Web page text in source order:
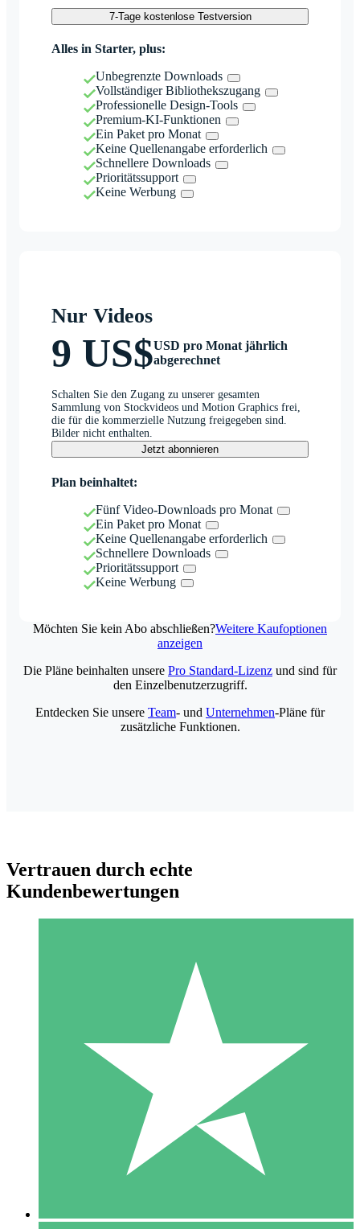
7-Tage kostenlose Testversion
Alles in Starter, plus:
Unbegrenzte Downloads
Vollständiger Bibliothekszugang
Professionelle Design-Tools
Premium-KI-Funktionen
Ein Paket pro Monat
Keine Quellenangabe erforderlich
Schnellere Downloads
Prioritätssupport
Keine Werbung
Nur Videos
9 US$USD pro Monat jährlich
abgerechnet
Schalten Sie den Zugang zu unserer gesamten
Sammlung von Stockvideos und Motion Graphics frei,
die für die kommerzielle Nutzung freigegeben sind.
Bilder nicht enthalten.
Jetzt abonnieren
Plan beinhaltet:
Fünf Video-Downloads pro Monat
Ein Paket pro Monat
Keine Quellenangabe erforderlich
Schnellere Downloads
Prioritätssupport
Keine Werbung
Möchten Sie kein Abo abschließen?Weitere Kaufoptionen
anzeigen
Individuelle Credit-Pakete
Zahlen Sie nach Bedarf mit Download-Credits. Keine
monatliche Verpflichtung erforderlich.
10 00
Die Pläne beinhalten unsere Pro Standard-Lizenz und sind für
den Einzelbenutzerzugriff.
Entdecken Sie unsere Team- und Unternehmen-Pläne für
zusätzliche Funktionen.
Vertrauen durch echte
Kundenbewertungen